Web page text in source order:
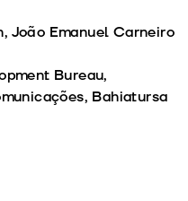
João Emanuel Carneiro
Bureau,
Bahiatursa